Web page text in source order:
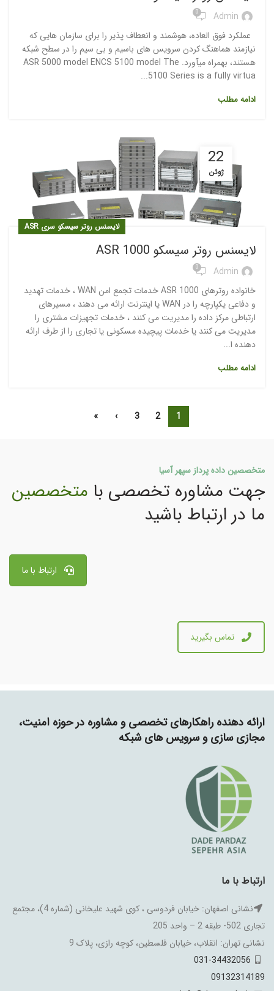
Admin
0
عملکرد فوق العاده، هوشمند و انعطاف پذیر را برای سازمان هایی که
نیازمند هماهنگ کردن سرویس های باسیم و بی سیم را در سطح شبکه
هستند، بهمراه میآورد. ASR 5000 model ENCS 5100 model The
5100 Series is a fully virtua...
ادامه مطلب
22
ژوئن
لایسنس روتر سیسکو سری ASR
لایسنس روتر سیسکو ASR 1000
Admin
0
خانواده روترهای ASR 1000 خدمات تجمع امن WAN ، خدمات تهدید
و دفاعی یکپارچه را در WAN یا اینترنت ارائه می دهند ، مسیرهای
ارتباطی مرکز داده را مدیریت می کنند ، خدمات تجهیزات مشتری را
مدیریت می کنند یا خدمات پیچیده مسکونی یا تجاری را از طرف ارائه
دهنده ا...
ادامه مطلب
1
2
3
›
»
متخصصین داده پرداز سپهر آسیا
جهت مشاوره تخصصی با متخصصین
ما در ارتباط باشید
ارتباط با ما
تماس بگیرید
ارائه دهنده راهکارهای تخصصی و مشاوره در حوزه امنیت،
مجازی سازی و سرویس های شبکه
ارتباط با ما
نشانی اصفهان: خیابان فردوسی ، کوی شهید علیخانی (شماره 4)، مجتمع
تجاری 502- طبقه 2 – واحد 205
نشانی تهران: انقلاب، خیابان فلسطین، کوچه رازی، پلاک 9
031-34432056
09132314189